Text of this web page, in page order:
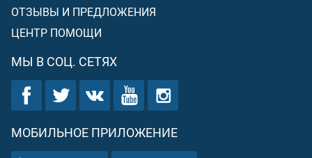
ОТЗЫВЫ И ПРЕДЛОЖЕНИЯ
ЦЕНТР ПОМОЩИ
МЫ В СОЦ. СЕТЯХ
МОБИЛЬНОЕ ПРИЛОЖЕНИЕ